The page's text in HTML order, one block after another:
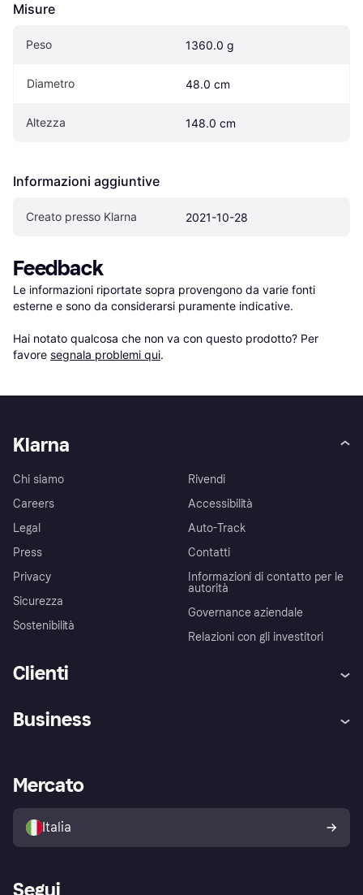
Misure
Peso 1360.0 g
Diametro 48.0 cm
Altezza 148.0 cm
Informazioni aggiuntive
Creato presso Klarna 2021-10-28
Feedback
Le informazioni riportate sopra provengono da varie fonti
esterne e sono da considerarsi puramente indicative.
Hai notato qualcosa che non va con questo prodotto? Per
favore segnala problemi qui.
Klarna
Chi siamo
Careers
Legal
Press
Privacy
Sicurezza
Sostenibilità
Rivendi
Accessibilità
Auto-Track
Contatti
Informazioni di contatto per le
autorità
Governance aziendale
Relazioni con gli investitori
Clienti
Assistenza
Esplora i negozi
Politica di protezione
dell'acquirente Klarna
Business
Accesso aziende
Mercato
Italia
Segui